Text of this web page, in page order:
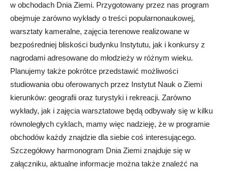
w obchodach Dnia Ziemi. Przygotowany przez nas program
obejmuje zarówno wykłady o treści popularnonaukowej,
warsztaty kameralne, zajęcia terenowe realizowane w
bezpośredniej bliskości budynku Instytutu, jak i konkursy z
nagrodami adresowane do młodzieży w różnym wieku.
Planujemy także pokrótce przedstawić możliwości
studiowania obu oferowanych przez Instytut Nauk o Ziemi
kierunków: geografii oraz turystyki i rekreacji. Zarówno
wykłady, jak i zajęcia warsztatowe będą odbywały się w kilku
równoległych cyklach, mamy więc nadzieję, że w programie
obchodów każdy znajdzie dla siebie coś interesującego.
Szczegółowy harmonogram Dnia Ziemi znajduje się w
załączniku, aktualne informacje można także znaleźć na